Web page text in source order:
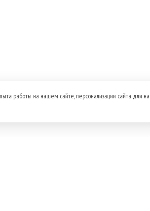
работы на нашем сайте, персонализации сайта для